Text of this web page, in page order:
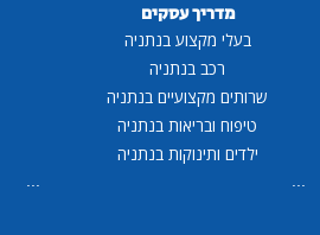
מדריך עסקים
בעלי מקצוע בנתניה
רכב בנתניה
שרותים מקצועיים בנתניה
טיפוח ובריאות בנתניה
ילדים ותינוקות בנתניה
...
...